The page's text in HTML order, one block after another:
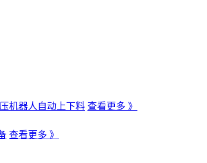
机器人自动上下料 查看更多 》
查看更多 》